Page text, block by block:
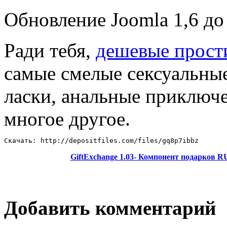
Обновление Joomla 1,6
Ради тебя, дешевые
самые смелые
ласки, анальные
многое другое.
Скачать: http://depositfiles.com/files/gq8p7ibbz
GiftExchange 1.03- Компонент подарков
Добавить комментарий